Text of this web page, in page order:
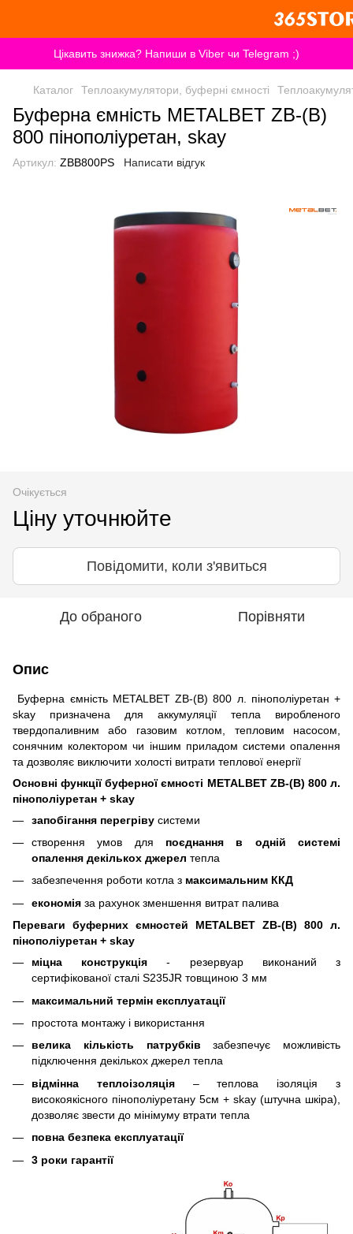
Цікавить знижка? Напиши в Viber чи Telegram ;)
Каталог Теплоакумулятори, буферні ємності
Буферна ємність METALBET ZB-(B)
800 пінополіуретан, skay
Артикул: ZBB800PS Написати відгук
Очікується
Ціну уточнюйте
Повідомити, коли з'явиться
До обраного Порівняти
Опис
Буферна ємність METALBET ZB-(B) 800 л. пінополіуретан +
skay призначена для аккумуляції тепла виробленого
твердопаливним або газовим котлом, тепловим насосом,
сонячним колектором чи іншим приладом системи опалення
та дозволяє виключити холості витрати теплової енергії
Основні функції буферної ємності METALBET ZB-(B) 800 л.
пінополіуретан + skay
запобігання перегріву системи
створення умов для поєднання в одній системі
опалення декількох джерел тепла
забезпечення роботи котла з максимальним ККД
економія за рахунок зменшення витрат палива
Переваги буферних ємностей METALBET ZB-(B) 800 л.
пінополіуретан + skay
міцна конструкція - резервуар виконаний з
сертифікованої сталі S235JR товщиною 3 мм
максимальний термін експлуатації
простота монтажу і використання
велика кількість патрубків забезпечує можливість
підключення декількох джерел тепла
відмінна теплоізоляція– теплова ізоляція з
високоякісного пінополіуретану 5см + skay (штучна шкіра),
дозволяє звести до мінімуму втрати тепла
повна безпека експлуатації
3 роки гарантії